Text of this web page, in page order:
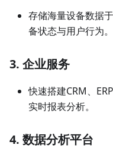
存储海量设备数据
备状态与用户行为。
3. 企业服务
快速搭建CRM、
实时报表分析。
4. 数据分析平台